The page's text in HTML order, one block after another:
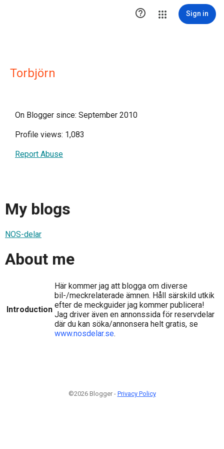
 Sign in
Torbjörn
On Blogger since: September 2010
Profile views: 1,083
Report Abuse
My blogs
NOS-delar
About me
Introduction
Här kommer jag att blogga om diverse
bil-/meckrelaterade ämnen. Håll särskild utkik
efter de meckguider jag kommer publicera!
Jag driver även en annonssida för reservdelar
där du kan söka/annonsera helt gratis, se
www.nosdelar.se.
©2026 Blogger - Privacy Policy